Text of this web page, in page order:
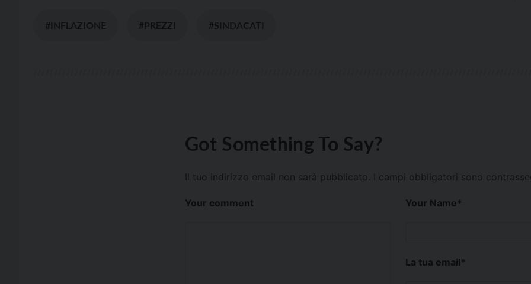
#INFLAZIONE #PREZZI #SINDACATI
Got Something To Say?
Il tuo indirizzo email non sarà pubblicato. I campi obbligatori sono
Your comment Your Name*
La tua email*